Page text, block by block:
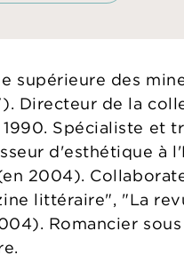
supérieure des
Directeur de la
Spécialiste et
d'esthétique à
2004).
littéraire", "La
Romancier